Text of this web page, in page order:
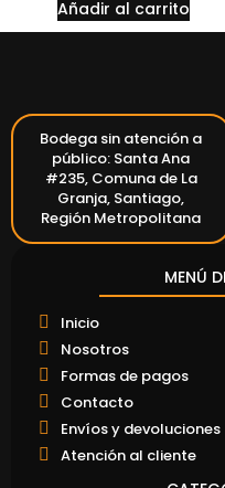
Añadir al carrito
Bodega sin atención a
público: Santa Ana
#235, Comuna de La
Granja, Santiago,
Región Metropolitana
MENÚ
Inicio
Nosotros
Formas de pagos
Contacto
Envíos y devoluciones
Atención al cliente